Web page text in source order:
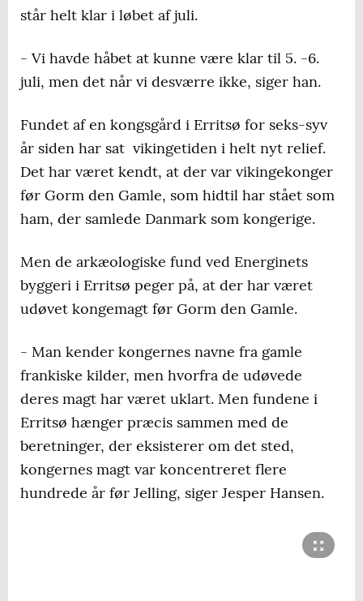
står helt klar i løbet af juli.
- Vi havde håbet at kunne være klar til 5. -6.
juli, men det når vi desværre ikke, siger han.
Fundet af en kongsgård i Erritsø for seks-syv
år siden har sat vikingetiden i helt nyt relief.
Det har været kendt, at der var vikingekonger
før Gorm den Gamle, som hidtil har stået som
ham, der samlede Danmark som kongerige.
Men de arkæologiske fund ved Energinets
byggeri i Erritsø peger på, at der har været
udøvet kongemagt før Gorm den Gamle.
- Man kender kongernes navne fra gamle
frankiske kilder, men hvorfra de udøvede
deres magt har været uklart. Men fundene i
Erritsø hænger præcis sammen med de
beretninger, der eksisterer om det sted,
kongernes magt var koncentreret flere
hundrede år før Jelling, siger Jesper Hansen.